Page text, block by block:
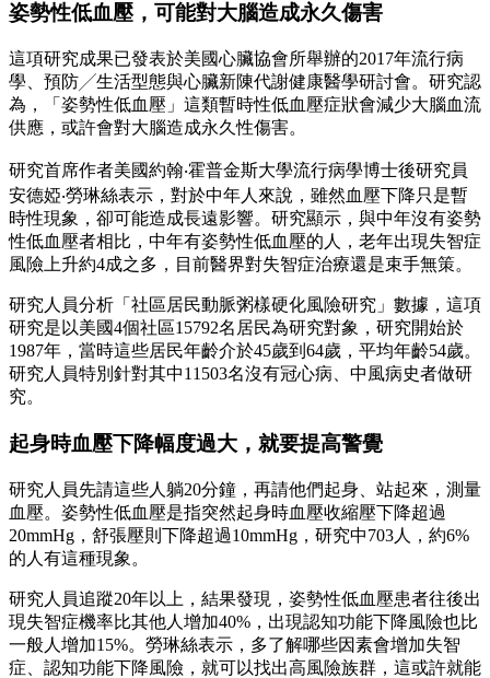
姿勢性低血壓，可能對大腦造成永久傷害
這項研究成果已發表於美國心臟協會所舉辦的2017年流行病
學、預防╱生活型態與心臟新陳代謝健康醫學研討會。研究認
為，「姿勢性低血壓」這類暫時性低血壓症狀會減少大腦血流
供應，或許會對大腦造成永久性傷害。
研究首席作者美國約翰‧霍普金斯大學流行病學博士後研究員
安德婭‧勞琳絲表示，對於中年人來說，雖然血壓下降只是暫
時性現象，卻可能造成長遠影響。研究顯示，與中年沒有姿勢
性低血壓者相比，中年有姿勢性低血壓的人，老年出現失智症
風險上升約4成之多，目前醫界對失智症治療還是束手無策。
研究人員分析「社區居民動脈粥樣硬化風險研究」數據，這項
研究是以美國4個社區15792名居民為研究對象，研究開始於
1987年，當時這些居民年齡介於45歲到64歲，平均年齡54歲。
研究人員特別針對其中11503名沒有冠心病、中風病史者做研
究。
起身時血壓下降幅度過大，就要提高警覺
研究人員先請這些人躺20分鐘，再請他們起身、站起來，測量
血壓。姿勢性低血壓是指突然起身時血壓收縮壓下降超過
20mmHg，舒張壓則下降超過10mmHg，研究中703人，約6%
的人有這種現象。
研究人員追蹤20年以上，結果發現，姿勢性低血壓患者往後出
現失智症機率比其他人增加40%，出現認知功能下降風險也比
一般人增加15%。勞琳絲表示，多了解哪些因素會增加失智
症、認知功能下降風險，就可以找出高風險族群，這或許就能